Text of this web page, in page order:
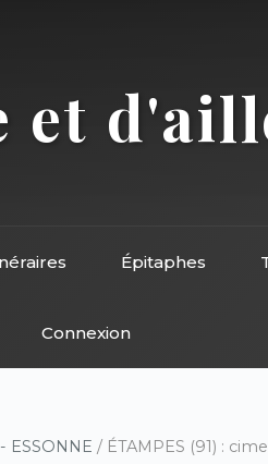
et
Épitaphes
Connexion
ESSONNE / ÉTAMPES (91) :